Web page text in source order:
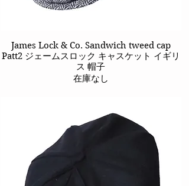
クイックビュー
James Lock & Co. Sandwich tweed cap
Patt2 ジェームスロック キャスケット イギリ
ス 帽子
在庫なし